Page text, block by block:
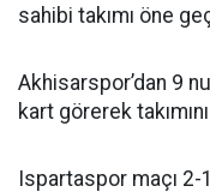
sahibi takımı öne
Akhisarspor’dan 9
kart görerek
Ispartaspor maçı 2-